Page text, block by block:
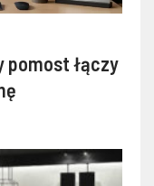
pomost łączy